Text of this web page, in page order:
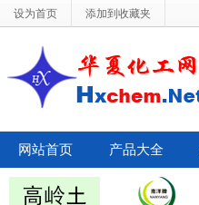
设为首页 添加到收藏夹
网站首页 产品大全